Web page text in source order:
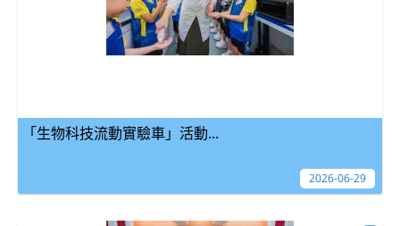
「生物科技流動實驗車」活動...
2026-06-29